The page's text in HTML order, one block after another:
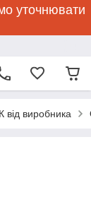
уточнювати
виробника